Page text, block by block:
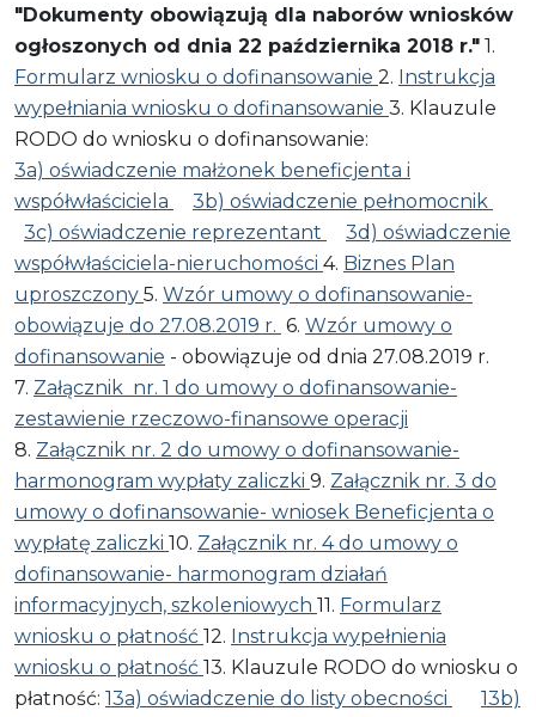
"Dokumenty obowiązują dla naborów wniosków
ogłoszonych od dnia 22 października 2018 r." 1.
Formularz wniosku o dofinansowanie 2. Instrukcja
wypełniania wniosku o dofinansowanie 3. Klauzule
RODO do wniosku o dofinansowanie:
3a) oświadczenie małżonek beneficjenta i
współwłaściciela
3b) oświadczenie pełnomocnik
3c) oświadczenie reprezentant
3d) oświadczenie
współwłaściciela-nieruchomości 4. Biznes Plan
uproszczony 5. Wzór umowy o dofinansowanie-
obowiązuje do 27.08.2019 r. 6. Wzór umowy o
dofinansowanie - obowiązuje od dnia 27.08.2019 r.
7. Załącznik nr. 1 do umowy o dofinansowanie-
zestawienie rzeczowo-finansowe operacji
8. Załącznik nr. 2 do umowy o dofinansowanie-
harmonogram wypłaty zaliczki 9. Załącznik nr. 3 do
umowy o dofinansowanie- wniosek Beneficjenta o
wypłatę zaliczki 10. Załącznik nr. 4 do umowy o
dofinansowanie- harmonogram działań
informacyjnych, szkoleniowych 11. Formularz
wniosku o płatność 12. Instrukcja wypełnienia
wniosku o płatność 13. Klauzule RODO do wniosku o
płatność: 13a) oświadczenie do listy obecności
13b)